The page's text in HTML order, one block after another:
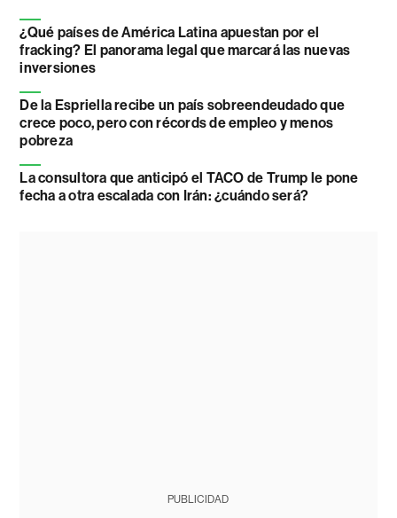
¿Qué países de América Latina apuestan por el
fracking? El panorama legal que marcará las nuevas
inversiones
De la Espriella recibe un país sobreendeudado que
crece poco, pero con récords de empleo y menos
pobreza
La consultora que anticipó el TACO de Trump le pone
fecha a otra escalada con Irán: ¿cuándo será?
PUBLICIDAD